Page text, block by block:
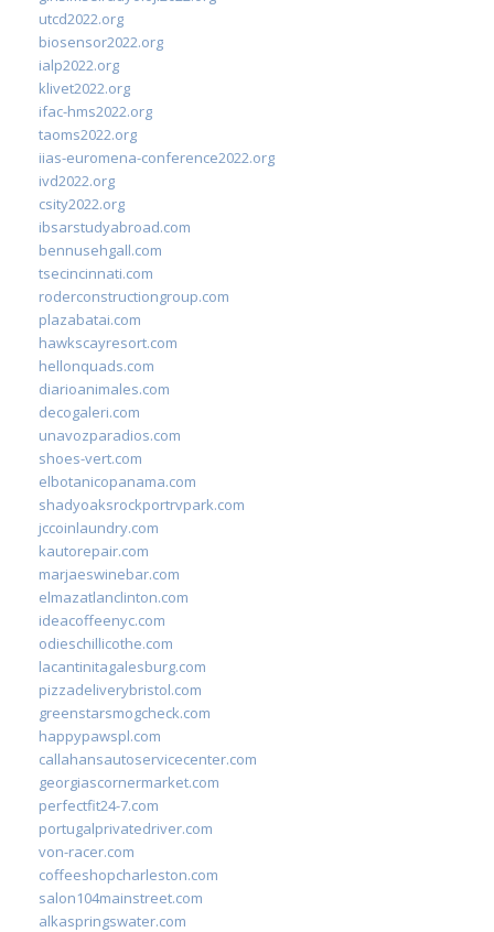
utcd2022.org
biosensor2022.org
ialp2022.org
klivet2022.org
ifac-hms2022.org
taoms2022.org
iias-euromena-conference2022.org
ivd2022.org
csity2022.org
ibsarstudyabroad.com
bennusehgall.com
tsecincinnati.com
roderconstructiongroup.com
plazabatai.com
hawkscayresort.com
hellonquads.com
diarioanimales.com
decogaleri.com
unavozparadios.com
shoes-vert.com
elbotanicopanama.com
shadyoaksrockportrvpark.com
jccoinlaundry.com
kautorepair.com
marjaeswinebar.com
elmazatlanclinton.com
ideacoffeenyc.com
odieschillicothe.com
lacantinitagalesburg.com
pizzadeliverybristol.com
greenstarsmogcheck.com
happypawspl.com
callahansautoservicecenter.com
georgiascornermarket.com
perfectfit24-7.com
portugalprivatedriver.com
von-racer.com
coffeeshopcharleston.com
salon104mainstreet.com
alkaspringswater.com